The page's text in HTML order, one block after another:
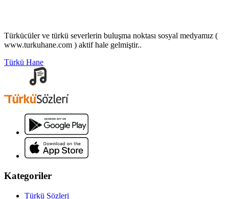
Türkücüler ve türkü severlerin buluşma noktası sosyal medyamız (
www.turkuhane.com ) aktif hale gelmiştir..
Türkü Hane
Kategoriler
Türkü Sözleri